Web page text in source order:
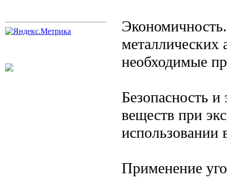
металлических
необходимые
Безопасность
веществ при
Применение